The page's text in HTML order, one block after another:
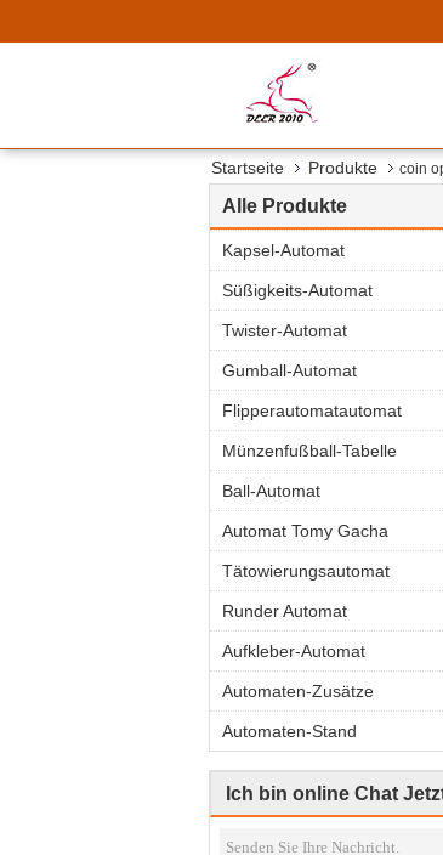
Startseite Produkte coin
Alle Produkte
Kapsel-Automat
Süßigkeits-Automat
Twister-Automat
Gumball-Automat
Flipperautomatautomat
Münzenfußball-Tabelle
Ball-Automat
Automat Tomy Gacha
Tätowierungsautomat
Runder Automat
Aufkleber-Automat
Automaten-Zusätze
Automaten-Stand
Ich bin online Chat